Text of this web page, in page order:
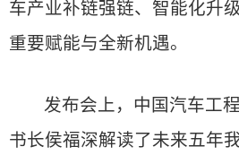
车产业补链强链、智能化升
重要赋能与全新机遇。
发布会上，中国汽车工
书长侯福深解读了未来五年